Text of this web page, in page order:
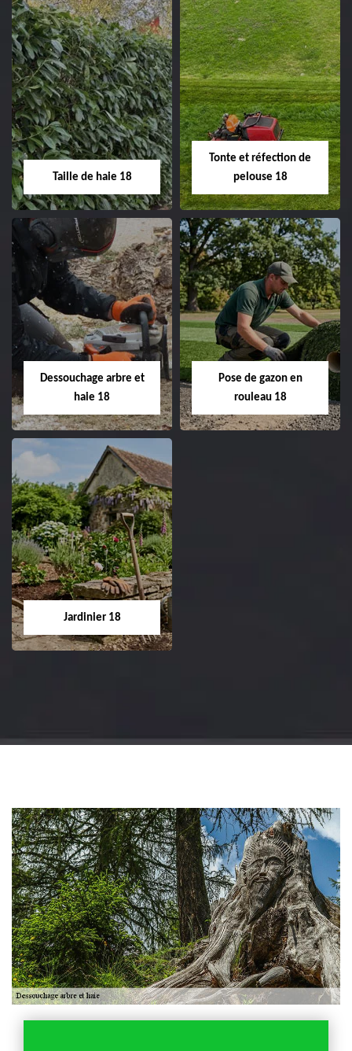
02.52.56.49.40
Elagage d'arbre 18
Entreprise élagage
d'arbre 18 Cher tel:
02.52.56.49.40
Abattage d'arbres
18
Entreprise abattage
Taille de haie 18
Taille de haie 18
Entreprise taille de haie
18 Cher tel:
02.52.56.49.40
Tonte et réfection de
pelouse 18
Tonte et réfection
de pelouse 18
Entreprise tonte et
Cher tel: 02.52.56.49.40
Dessouchage arbre et
haie 18
Dessouchage arbre
et haie 18
Entreprise dessouchage
arbre et haie 18 Cher
Pose de gazon en
rouleau 18
Jardinier 18